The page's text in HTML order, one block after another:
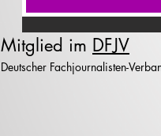
Mitglied im DFJV
Deutscher Fachjournalisten-